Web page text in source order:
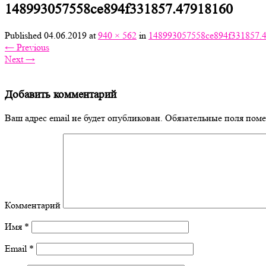
148993057558ce894f331857.47918160
Published 04.06.2019 at940 × 562 in
← Previous
Next→
Добавить комментарий
Ваш адрес email не будет опубликован. Обязательные поля
Комментарий
Имя *
Email *